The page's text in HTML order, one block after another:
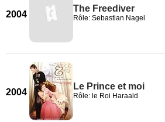
2004
The Freediver
Rôle: Sebastian Nagel
2004
Le Prince et moi
Rôle: le Roi Haraald